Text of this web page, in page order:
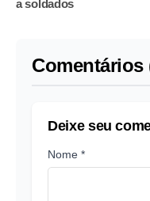
a soldados
Comentários
Deixe seu
Nome *